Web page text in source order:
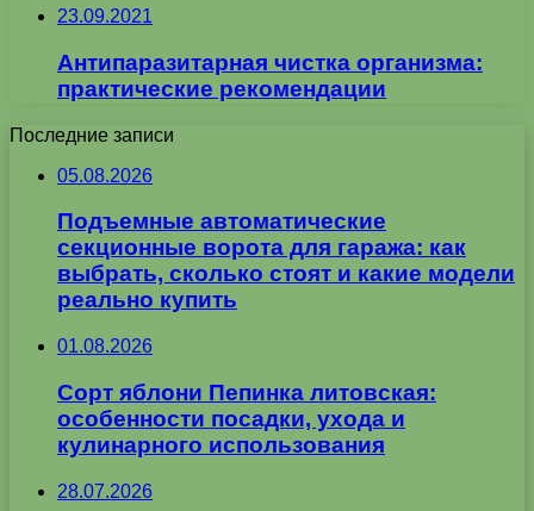
23.09.2021
Антипаразитарная чистка организма:
практические рекомендации
Последние записи
05.08.2026
Подъемные автоматические
секционные ворота для гаража: как
выбрать, сколько стоят и какие модели
реально купить
01.08.2026
Сорт яблони Пепинка литовская:
особенности посадки, ухода и
кулинарного использования
28.07.2026